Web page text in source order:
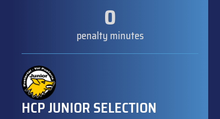
0
penalty minutes
HCP JUNIOR SELECTION